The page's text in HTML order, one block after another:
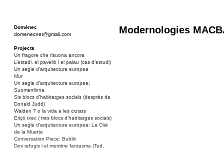
Domènec
domenecnet@gmail.com
Projects
Un fragore che risuona ancora
L’estadi, el pavelló i el palau (cas d’estudi)
Un segle d’arquitectura europea
Mur
Un segle d’arquitectura europea:
Suomenlinna
Sis blocs d’habitatges socials (després de
Donald Judd)
Walden 7 o la vida a les ciutats
Eriçó txec ( tres blocs d’habitatges socials)
Un segle d’arquitectura europea: La Cité
de la Muette
Conversation Piece: Bublik
Dos refugis i el membre fantasma (Ted,
Modernologies